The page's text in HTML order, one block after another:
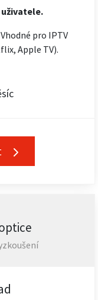
uživatele.
pro IPTV
Apple TV).